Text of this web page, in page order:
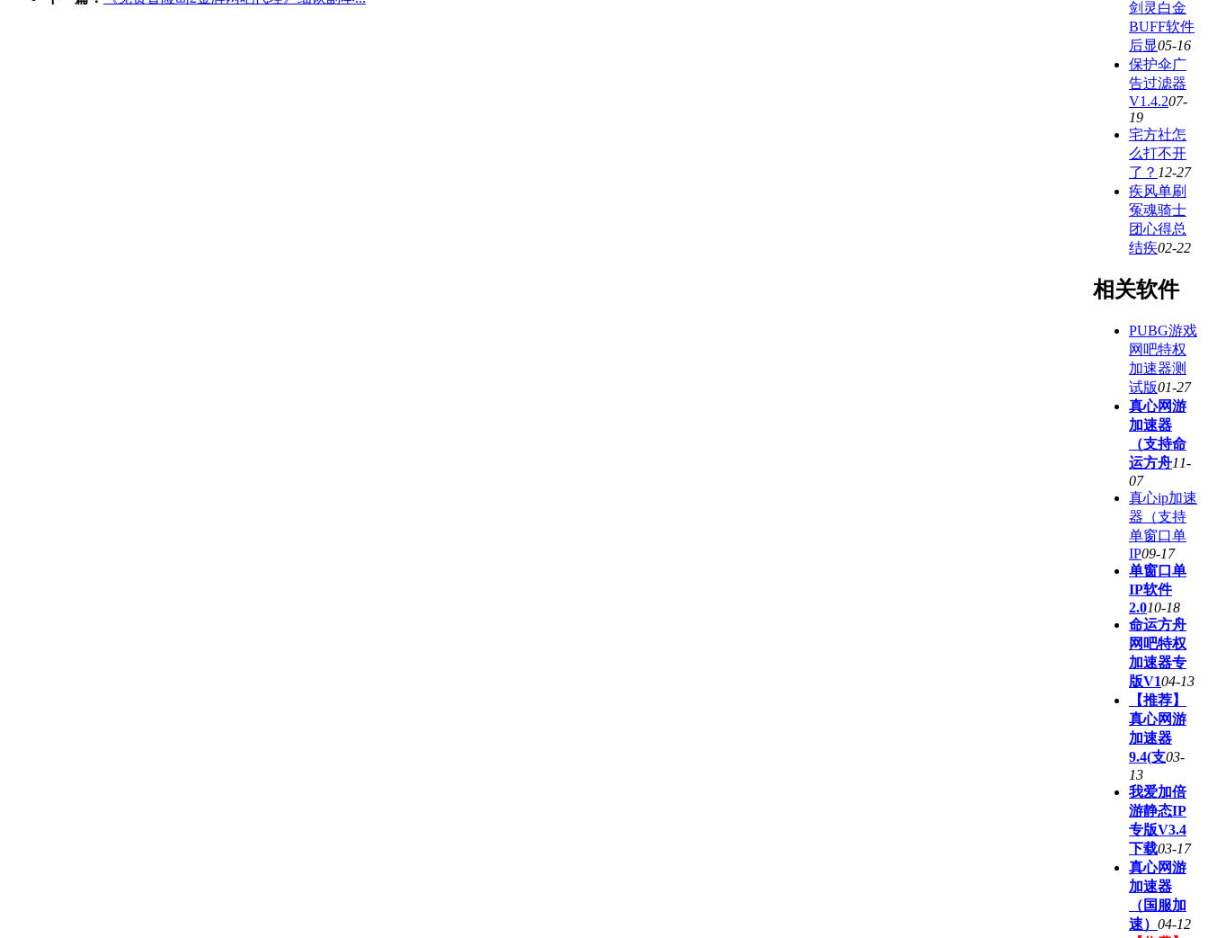
剑灵白金
BUFF软件
后显05-16
保护伞广
告过滤器
V1.4.207-
19
宅方社怎
么打不开
了？ 12-27
疾风单刷
冤魂骑士
团心得总
结疾02-22
相关软件
PUBG游戏
网吧特权
加速器测
试版01-27
真心网游
加速器
（支持命
运方舟11-
07
真心ip加速
器（支持
单窗口单
IP09-17
单窗口单
IP软件
2.010-18
命运方舟
网吧特权
加速器专
版V104-13
【推荐】
真心网游
加速器
9.4(支03-
13
我爱加倍
游静态IP
专版V3.4
下载03-17
真心网游
加速器
（国服加
速） 04-12